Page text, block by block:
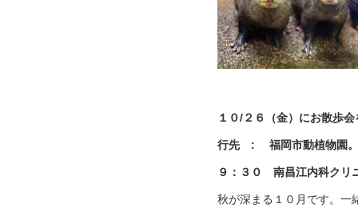
１０/２６（金）にお散歩
行先 : 福岡市動植物園。
９：３０ 南昌江内科クリ
秋が深まる１０月です。一